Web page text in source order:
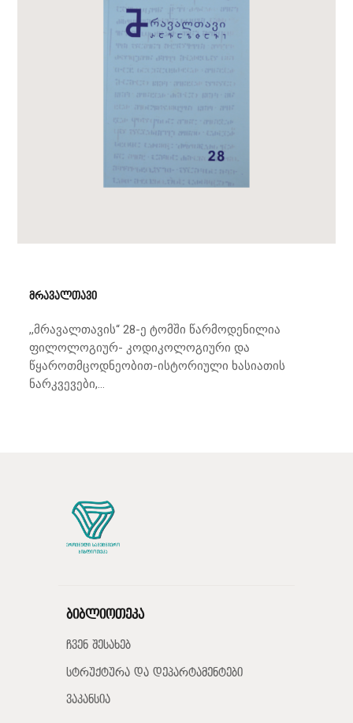
მრავალთავი
,,მრავალთავის“ 28-ე ტომში წარმოდენილია
ფილოლოგიურ- კოდიკოლოგიური და
წყაროთმცოდნეობით-ისტორიული ხასიათის
ნარკვევები,...
ბიბლიოთეკა
ჩვენ შესახებ
სტრუქტურა და დეპარტამენტები
ვაკანსია